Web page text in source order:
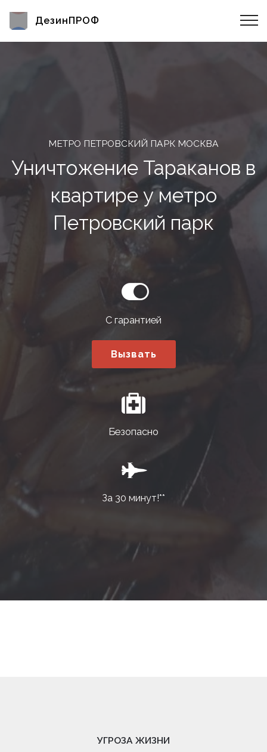
ДезинПРОФ
МЕТРО ПЕТРОВСКИЙ ПАРК МОСКВА
Уничтожение Тараканов в
квартире у метро
Петровский парк
С гарантией
Вызвать
Безопасно
За 30 минут!**
УГРОЗА ЖИЗНИ